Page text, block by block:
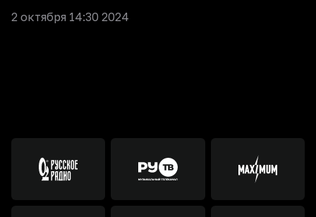
2 октября 14:30 2024